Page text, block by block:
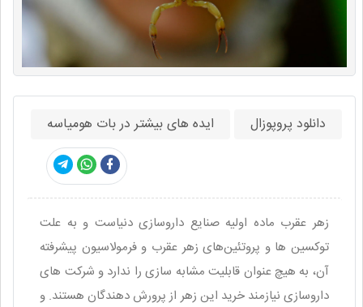
دانلود پروپوزال ایده های بیشتر در بات هومیاسه
زهر عقرب ماده اولیه صنایع داروسازی دنیاست و به علت
توکسین ها و پروتئین‌های زهر عقرب و فرمولاسیون پیشرفته
آن، به هیچ عنوان قابلیت مشابه سازی را ندارد و شرکت های
داروسازی نیازمند خرید این زهر از پرورش دهندگان هستند. و